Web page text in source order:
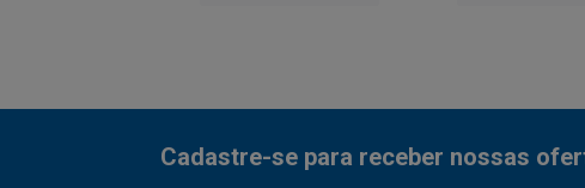
Cadastre-se para receber nossas